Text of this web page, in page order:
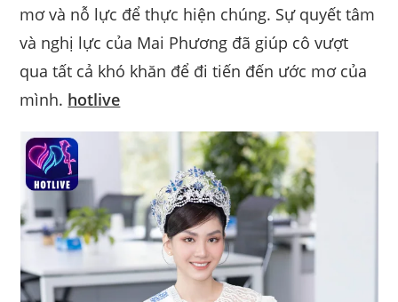
mơ và nỗ lực để thực hiện chúng. Sự quyết tâm
và nghị lực của Mai Phương đã giúp cô vượt
qua tất cả khó khăn để đi tiến đến ước mơ của
mình. hotlive